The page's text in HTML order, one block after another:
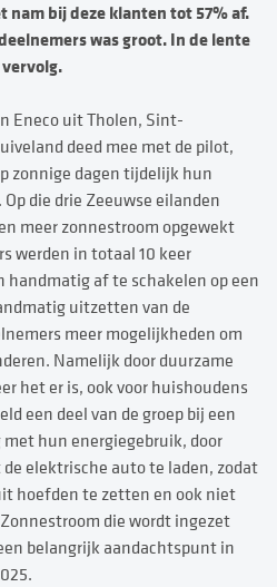
bij deze klanten tot 57% af.
was groot. In de lente
Eneco uit Tholen, Sint-
deed mee met de pilot,
zonnige dagen tijdelijk hun
die drie Zeeuwse eilanden
meer zonnestroom opgewekt
werden in totaal 10 keer
handmatig af te schakelen op een
uitzetten van de
meer mogelijkheden om
Namelijk door duurzame
het er is, ook voor huishoudens
een deel van de groep bij een
hun energiegebruik, door
elektrische auto te laden, zodat
hoefden te zetten en ook niet
die wordt ingezet
belangrijk aandachtspunt in